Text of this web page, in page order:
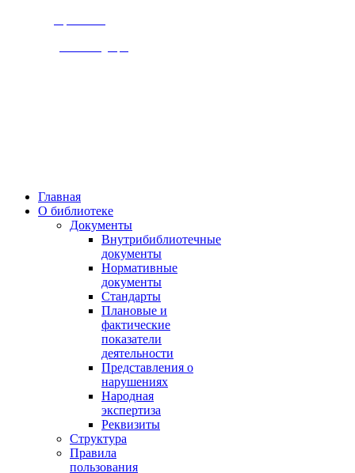
Главная
О библиотеке
Документы
Внутрибиблиотечные
документы
Нормативные
документы
Стандарты
Плановые и
фактические
показатели
деятельности
Представления о
нарушениях
Народная
экспертиза
Реквизиты
Структура
Правила
пользования